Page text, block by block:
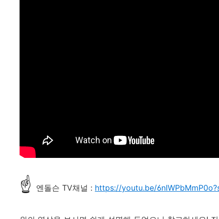
☝ 엔돌슨 TV채널 : https://youtu.be/